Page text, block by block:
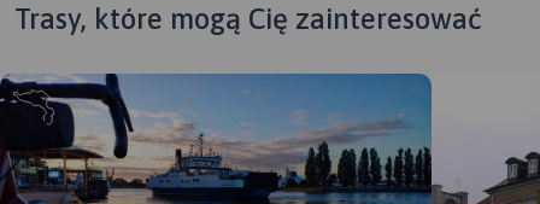
Trasy, które mogą Cię zainteresować